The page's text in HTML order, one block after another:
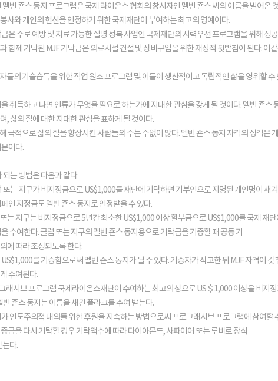
빈 죤스 동지 프로그램은 국제 라이온스 협회의 창시자인 멜빈 죤스 씨의 이름을 빌어온
사와 개인의 헌신을 인정하기 위한 국제재단이 부여하는 최고의 영예이다.
은 주로 예방 및 치료 가능한 실명 정복 사업인 국제재단의 시력우선 프로그램을 위해
함께 기탁된 MJF 기탁금은 의료시설 건설 및 장비구입을 위한 재정적 뒷받침이 된다. 이
들의 기술습득을 위한 직업 원조 프로그램 및 이들이 생산적이고 독립적인 삶을 영위할 수
취득하고 나면 인류가 무엇을 필요로 하는가에 지대한 관심을 갖게 될 것이다. 멜빈 죤
, 삶의 질에 대한 지대한 관심을 표하게 될 것이다.
극적으로 삶의 질을 향상시킨 사람들의 수는 수없이 많다. 멜빈 죤스 동지 자격의 성격은
이다.
는 방법은 다음과 같다
또는 지구가 비지정금으로 US$1,000를 재단에 기탁하면 기부인으로 지명된 개인명이 새
인 지정금도 멜빈 죤스 동지로 인정받을 수 있다.
는 지구는 비지정금으로 5년간 최소한 US$1,000 이상 할부금으로 US$1,000를 국제 재
수여한다. 클럽 또는 지구의 멜빈 죤스 동지용으로 기탁금을 기증할 때 공동 기
에 따라 조성되도록 한다.
를 기증함으로써 멜빈 죤스 동지가 될 수 있다. 기증자가 작고한 뒤 MJF 자격이
수여된다.
래시브 프로그램 국제라이온스재단이 수여하는 최고의 상으로 US＄1,000 이상을 비지
죤스 동지는 이름을 새긴 플라크를 수여 받는다.
인도주의적 대의를 위한 후원을 지속하는 방법으로써 프로그래시브 프로그램에 참여
금을 다시 기탁할 경우 기탁액수에 따라 다이아몬드, 사파이어 또는 루비로 장식
는다.